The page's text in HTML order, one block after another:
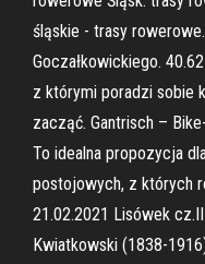
śląskie - trasy
Goczałkowickiego.
z którymi poradzi sobie
zacząć. Gantrisch –
To idealna propozycja
postojowych, z których
21.02.2021 Lisówek
Kwiatkowski (1838-